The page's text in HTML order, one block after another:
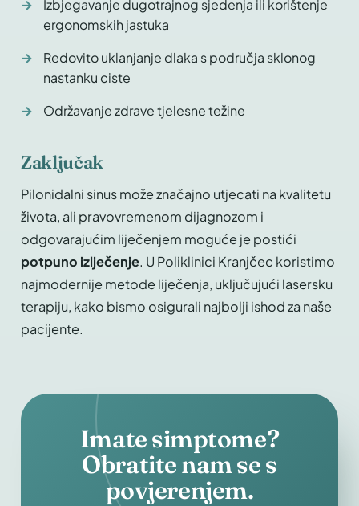
Izbjegavanje dugotrajnog sjedenja ili korištenje
ergonomskih jastuka
Redovito uklanjanje dlaka s područja sklonog
nastanku ciste
Održavanje zdrave tjelesne težine
Zaključak
Pilonidalni sinus može značajno utjecati na kvalitetu
života, ali pravovremenom dijagnozom i
odgovarajućim liječenjem moguće je postići
potpuno izlječenje. U Poliklinici Kranjčec koristimo
najmodernije metode liječenja, uključujući lasersku
terapiju, kako bismo osigurali najbolji ishod za naše
pacijente.
Imate simptome?
Obratite nam se s
povjerenjem.